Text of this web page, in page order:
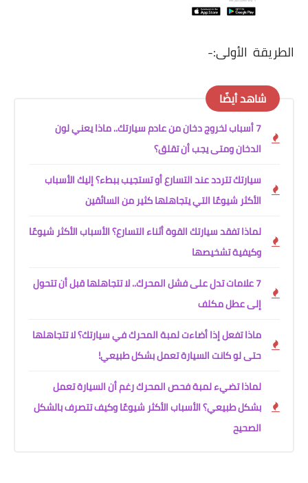
الطريقة الأولى:-
شاهد أيضًا
7 أسباب لخروج دخان من عادم سيارتك.. ماذا يعني لون
الدخان ومتى يجب أن تقلق؟
سيارتك تتردد عند التسارع أو تستجيب ببطء؟ إليك الأسباب
الأكثر شيوعًا التي يتجاهلها كثير من السائقين
لماذا تفقد سيارتك القوة أثناء التسارع؟ الأسباب الأكثر شيوعًا
وكيفية تشخيصها
7 علامات تدل على فشل المحرك.. لا تتجاهلها قبل أن تتحول
إلى عطل مكلف
ماذا تفعل إذا أضاءت لمبة المحرك في سيارتك؟ لا تتجاهلها
حتى لو كانت السيارة تعمل بشكل طبيعي!
لماذا تضيء لمبة فحص المحرك رغم أن السيارة تعمل
بشكل طبيعي؟ الأسباب الأكثر شيوعًا وكيف تتصرف بالشكل
الصحيح